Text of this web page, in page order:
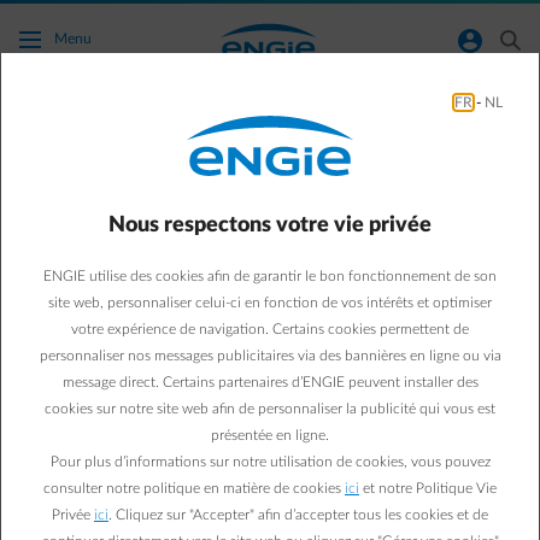
Accéder au contenu principal
Menu normal-account-circle search
Clients protégés à Bruxelles
Capitale et que vous êtes en situation d’endettement vis-à-
vousprémunit d’une coupure d’électricité et/ou de gaz
naturel. Il permet également de bénéficier d’untarif de
fourniture social plus basque le tarif de votre fournisseur.
Pourquoi demander à être reconnu comme client protégé ?Votre
(ou vos) contrat(s) d’énergie avec votre fournisseur sera suspendu
le temps que vous puissiez apurer les sommes restant dues et vous
serez fourni en énergie par SIBELGA à un tarif social. Pendant cette
résiliation de votre (ou de vos) contrat(s) et donc, la coupure de
votre ou de vos compteur(s).
FR - NL
Nous respectons votre vie privée
ENGIE utilise des cookies afin de garantir le bon fonctionnement de son
site web, personnaliser celui-ci en fonction de vos intérêts et optimiser
votre expérience de navigation. Certains cookies permettent de
personnaliser nos messages publicitaires via des bannières en ligne ou via
message direct. Certains partenaires d’ENGIE peuvent installer des
cookies sur notre site web afin de personnaliser la publicité qui vous est
présentée en ligne.
Pour plus d’informations sur notre utilisation de cookies, vous pouvez
consulter notre politique en matière de cookies ici et notre Politique Vie
Privée ici . Cliquez sur "Accepter" afin d’accepter tous les cookies et de